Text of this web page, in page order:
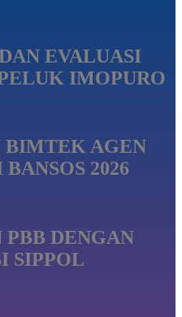
EVALUASI
IMOPURO
BIMTEK AGEN
2026
DENGAN
SIPPOL